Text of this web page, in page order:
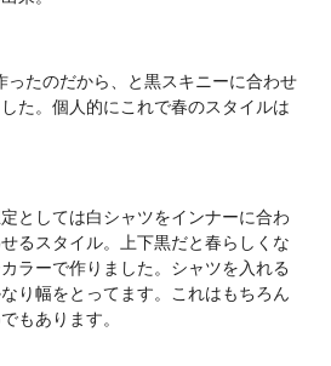
ったのだから、と黒スキニーに合わせ
た。個人的にこれで春のスタイルは
としては白シャツをインナーに合わ
るスタイル。上下黒だと春らしくな
ラーで作りました。シャツを入れる
り幅をとってます。これはもちろん
もあります。